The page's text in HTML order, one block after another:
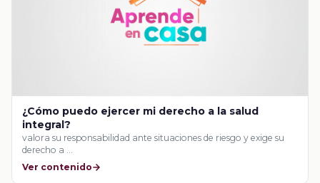
¿Cómo puedo ejercer mi derecho a la salud
integral?
valora su responsabilidad ante situaciones de riesgo y exige su
derecho a …
Ver contenido